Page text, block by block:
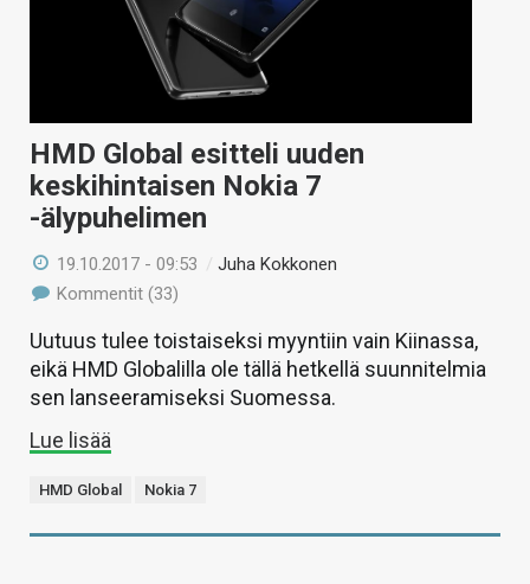
HMD Global esitteli uuden
keskihintaisen Nokia 7
-älypuhelimen
19.10.2017 - 09:53 /Juha Kokkonen
Kommentit (33)
Uutuus tulee toistaiseksi myyntiin vain Kiinassa,
eikä HMD Globalilla ole tällä hetkellä suunnitelmia
sen lanseeramiseksi Suomessa.
Lue lisää
HMD Global Nokia 7